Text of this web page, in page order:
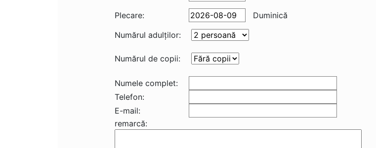
Plecare:
Duminică
Numărul adulţilor:
Numărul de copii:
Numele complet:
Telefon:
E-mail:
remarcă: